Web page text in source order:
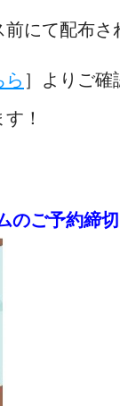
にて配布
ら ］よりご確
！
のご予約締